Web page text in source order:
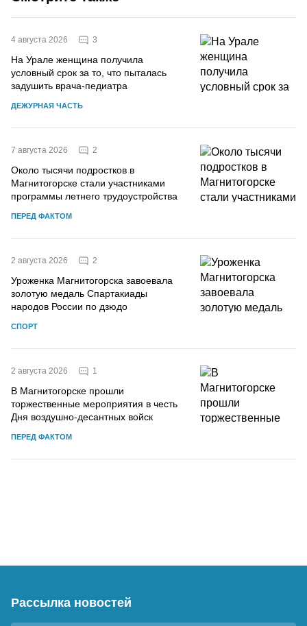
4 августа 2026 3
На Урале женщина получила
условный срок за то, что пыталась
задушить врача-педиатра
ДЕЖУРНАЯ ЧАСТЬ
7 августа 2026 2
Около тысячи подростков в
Магнитогорске стали участниками
программы летнего трудоустройства
ПЕРЕД ФАКТОМ
2 августа 2026 2
Уроженка Магнитогорска завоевала
золотую медаль Спартакиады
народов России по дзюдо
СПОРТ
2 августа 2026 1
В Магнитогорске прошли
торжественные мероприятия в честь
Дня воздушно-десантных войск
ПЕРЕД ФАКТОМ
Рассылка новостей